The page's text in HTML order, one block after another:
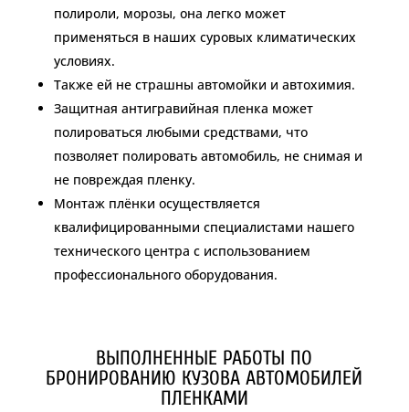
полироли, морозы, она легко может
применяться в наших суровых климатических
условиях.
Также ей не страшны автомойки и автохимия.
Защитная антигравийная пленка может
полироваться любыми средствами, что
позволяет полировать автомобиль, не снимая и
не повреждая пленку.
Монтаж плёнки осуществляется
квалифицированными специалистами нашего
технического центра с использованием
профессионального оборудования.
ВЫПОЛНЕННЫЕ РАБОТЫ ПО
БРОНИРОВАНИЮ КУЗОВА АВТОМОБИЛЕЙ
ПЛЕНКАМИ